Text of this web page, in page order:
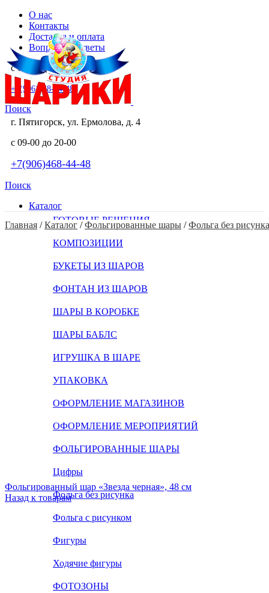
О нас
Контакты
Доставка и оплата
Вопросы и ответы
с 09-00 до 20-00
+7(906)468-44-48
Поиск
г. Пятигорск, ул. Ермолова, д. 4
с 09-00 до 20-00
+7(906)468-44-48
Поиск
Каталог
ГОТОВЫЕ РЕШЕНИЯ
КОМПОЗИЦИИ
БУКЕТЫ ИЗ ШАРОВ
ФОНТАН ИЗ ШАРОВ
ШАРЫ В КОРОБКЕ
ШАРЫ БАБЛС
ИГРУШКА В ШАРЕ
УПАКОВКА
ОФОРМЛЕНИЕ МАГАЗИНОВ
ОФОРМЛЕНИЕ МЕРОПРИЯТИЙ
ФОЛЬГИРОВАННЫЕ ШАРЫ
Цифры
Фольга без рисунка
Фольга с рисунком
Фигуры
Ходячие фигуры
ФОТОЗОНЫ
Главная / Каталог / Фольгированные шары / Фольга без рисунка
Фольгированный шар «Звезда черная», 48 см
Назад к товарам